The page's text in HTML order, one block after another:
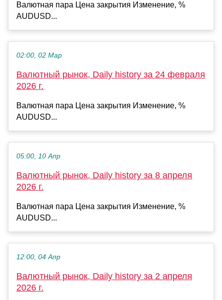
Валютная пара Цена закрытия Изменение, %
AUDUSD...
02:00, 02 Мар
Валютный рынок, Daily history за 24 февраля
2026 г.
Валютная пара Цена закрытия Изменение, %
AUDUSD...
05:00, 10 Апр
Валютный рынок, Daily history за 8 апреля
2026 г.
Валютная пара Цена закрытия Изменение, %
AUDUSD...
12:00, 04 Апр
Валютный рынок, Daily history за 2 апреля
2026 г.